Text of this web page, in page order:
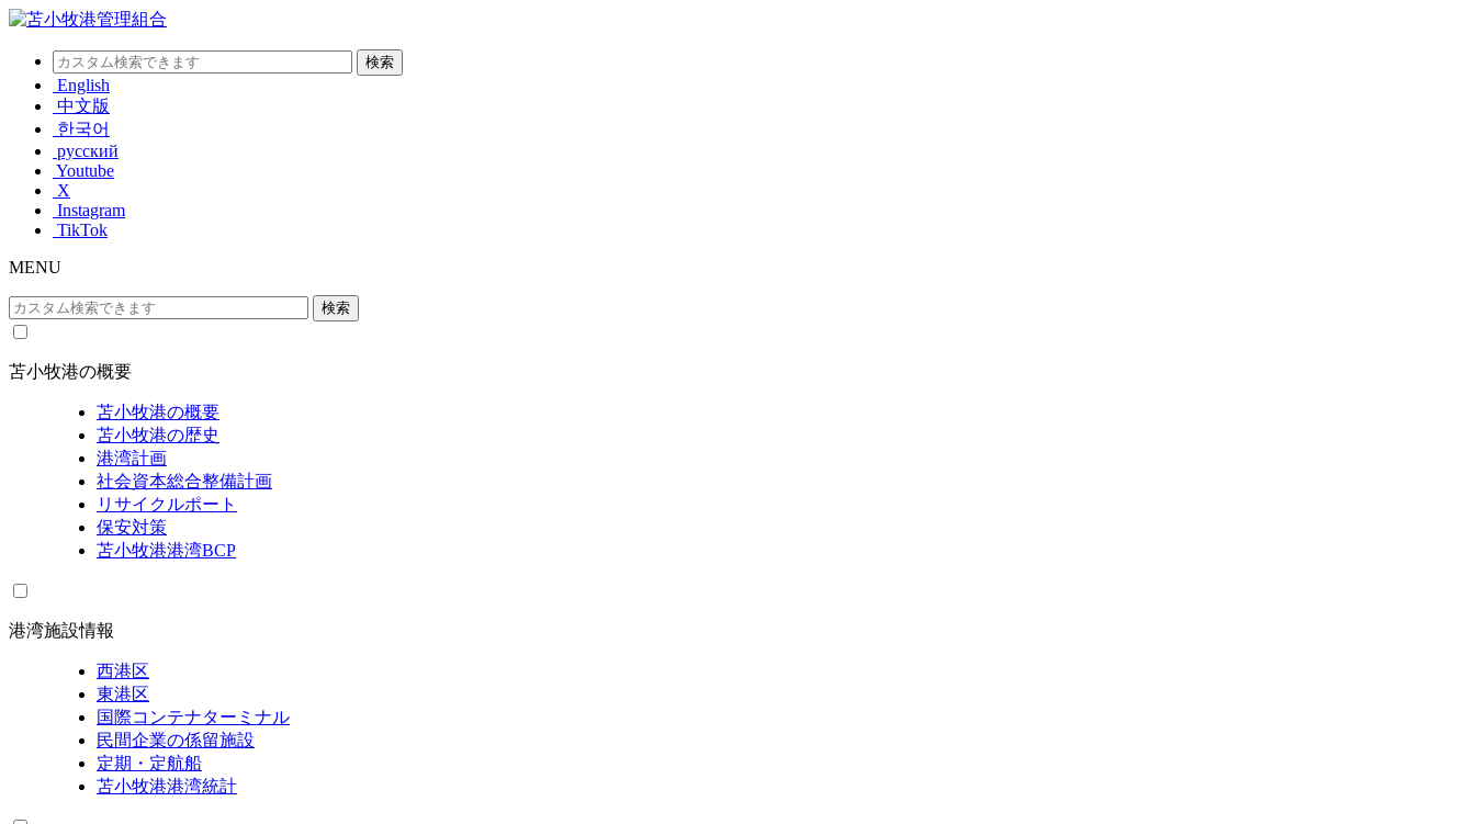
English
中文版
한국어
русский
Youtube
X
Instagram
TikTok
MENU
苫小牧港の概要
苫小牧港の概要
苫小牧港の歴史
港湾計画
社会資本総合整備計画
リサイクルポート
保安対策
苫小牧港港湾BCP
港湾施設情報
西港区
東港区
国際コンテナターミナル
民間企業の係留施設
定期・定航船
苫小牧港港湾統計